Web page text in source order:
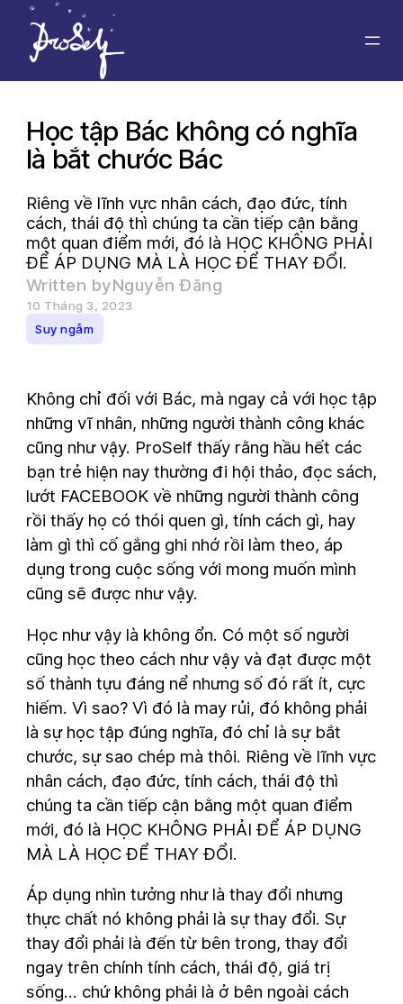
Chuyển
phần
nội
Học tập Bác không có nghĩa
là bắt chước Bác
Riêng về lĩnh vực nhân cách, đạo đức, tính
cách, thái độ thì chúng ta cần tiếp cận bằng
một quan điểm mới, đó là HỌC KHÔNG PHẢI
ĐỂ ÁP DỤNG MÀ LÀ HỌC ĐỂ THAY ĐỔI.
Written byNguyễn Đăng
10 Tháng 3, 2023
Suy ngẫm
Không chỉ đối với Bác, mà ngay cả với học tập
những vĩ nhân, những người thành công khác
cũng như vậy. ProSelf thấy rằng hầu hết các
bạn trẻ hiện nay thường đi hội thảo, đọc sách,
lướt FACEBOOK về những người thành công
rồi thấy họ có thói quen gì, tính cách gì, hay
làm gì thì cố gắng ghi nhớ rồi làm theo, áp
dụng trong cuộc sống với mong muốn mình
cũng sẽ được như vậy.
Học như vậy là không ổn. Có một số người
cũng học theo cách như vậy và đạt được một
số thành tựu đáng nể nhưng số đó rất ít, cực
hiếm. Vì sao? Vì đó là may rủi, đó không phải
là sự học tập đúng nghĩa, đó chỉ là sự bắt
chước, sự sao chép mà thôi. Riêng về lĩnh vực
nhân cách, đạo đức, tính cách, thái độ thì
chúng ta cần tiếp cận bằng một quan điểm
mới, đó là HỌC KHÔNG PHẢI ĐỂ ÁP DỤNG
MÀ LÀ HỌC ĐỂ THAY ĐỔI.
Áp dụng nhìn tưởng như là thay đổi nhưng
thực chất nó không phải là sự thay đổi. Sự
thay đổi phải là đến từ bên trong, thay đổi
ngay trên chính tính cách, thái độ, giá trị
sống… chứ không phải là ở bên ngoài cách